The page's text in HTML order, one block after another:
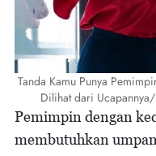
Tanda Kamu Punya
Dilihat dari
Pemimpin dengan
membutuhkan